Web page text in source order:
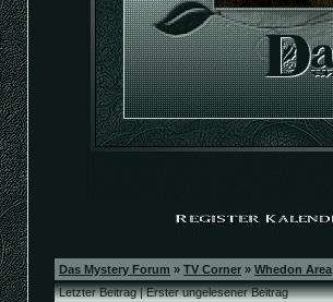
Das Mystery Forum » TV Corner » Whedon Area
Letzter Beitrag|Erster ungelesener Beitrag